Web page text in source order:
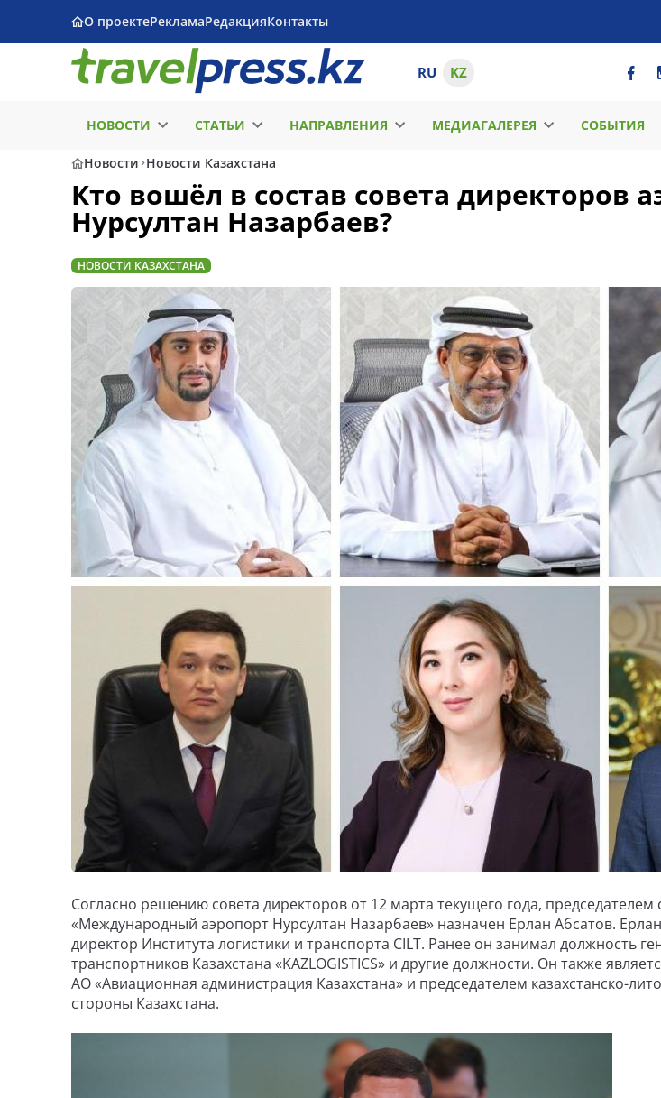
О проектеРекламаРедакцияКонтакты
RU KZ
НОВОСТИ СТАТЬИ НАПРАВЛЕНИЯ МЕДИАГАЛЕРЕЯ СОБЫТИЯ
Новости Новости Казахстана
Кто вошёл в состав совета директоров
Нурсултан Назарбаев?
НОВОСТИ КАЗАХСТАНА
Согласно решению совета директоров от 12 марта текущего года,
«Международный аэропорт Нурсултан Назарбаев» назначен Ерлан Абсатов.
директор Института логистики и транспорта CILT. Ранее он занимал должность
транспортников Казахстана «KAZLOGISTICS» и другие должности. Он также
АО «Авиационная администрация Казахстана» и председателем казахстанско-
стороны Казахстана.